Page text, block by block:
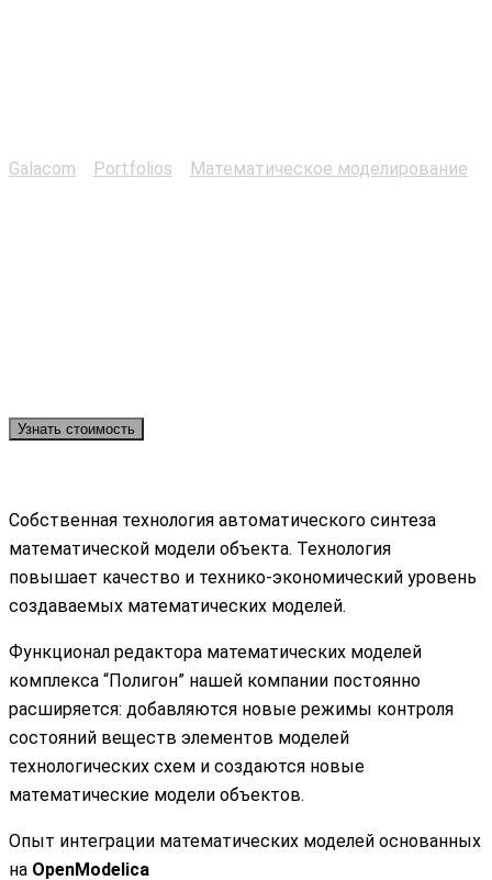
Galacom Portfolios Математическое моделирование
Узнать стоимость
Собственная технология автоматического синтеза
математической модели объекта. Технология
повышает качество и технико-экономический уровень
создаваемых математических моделей.
Функционал редактора математических моделей
комплекса “Полигон” нашей компании постоянно
расширяется: добавляются новые режимы контроля
состояний веществ элементов моделей
технологических схем и создаются новые
математические модели объектов.
Опыт интеграции математических моделей основанных
на OpenModelica